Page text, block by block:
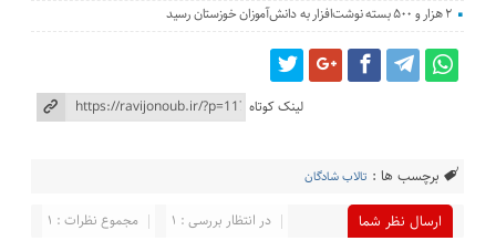
۲ هزار و ۵۰۰ بسته نوشت‌افزار به دانش‌آموزان خوزستان رسید
لینک کوتاه
برچسب ها : تالاب شادگان
ارسال نظر شما مجموع نظرات : 1
در انتظار بررسی : 1